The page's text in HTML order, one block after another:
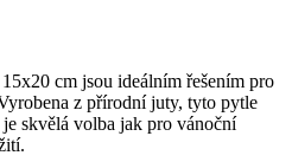
cm jsou ideálním řešením pro
z přírodní juty, tyto pytle
skvělá volba jak pro vánoční